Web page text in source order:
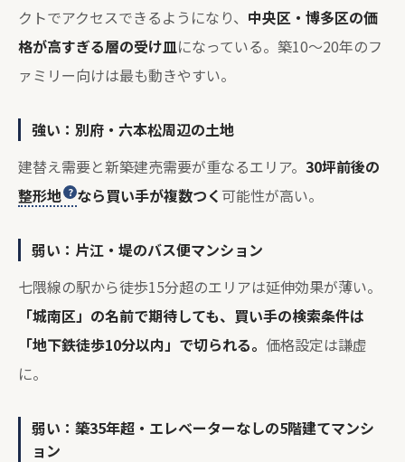
クトでアクセスできるようになり、 中央区・博多区の価
格が高すぎる層の受け皿になっている。築10〜20年のフ
ァミリー向けは最も動きやすい。
強い：別府・六本松周辺の土地
建替え需要と新築建売需要が重なるエリア。 30坪前後の
整形地
なら買い手が複数つく 可能性が高い。
弱い：片江・堤のバス便マンション
七隈線の駅から徒歩15分超のエリアは延伸効果が薄い。
「城南区」の名前で期待しても、買い手の検索条件は
「地下鉄徒歩10分以内」で切られる。 価格設定は謙虚
に。
弱い：築35年超・エレベーターなしの5階建てマンシ
ョン